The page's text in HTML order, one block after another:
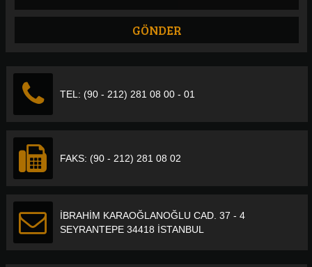
TEL: (90 - 212) 281 08 00 - 01
FAKS: (90 - 212) 281 08 02
İBRAHİM KARAOĞLANOĞLU CAD. 37 - 4
SEYRANTEPE 34418 İSTANBUL